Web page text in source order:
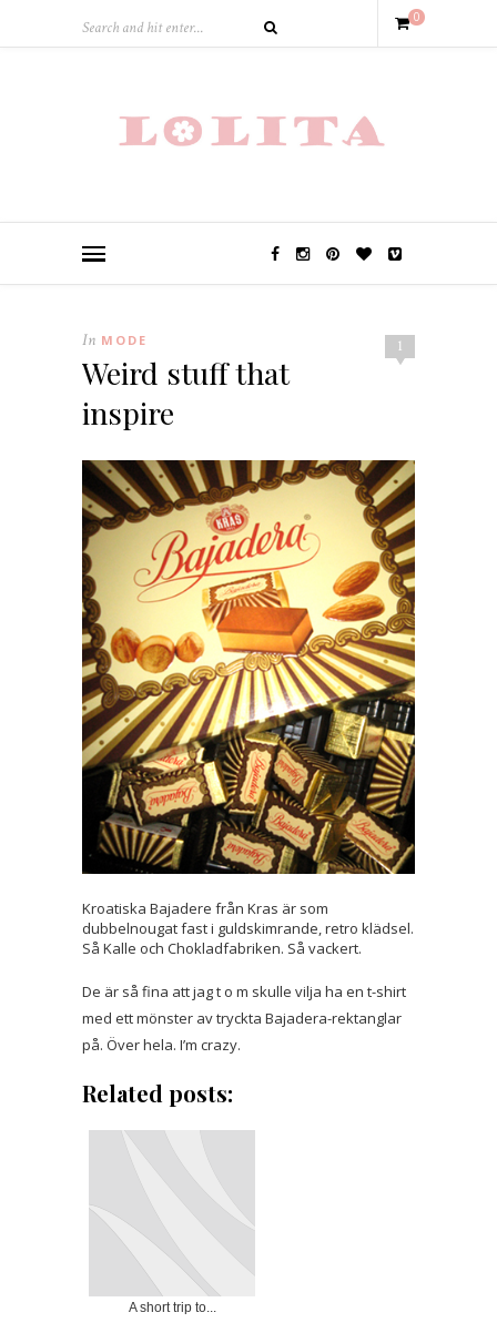
0
1
In MODE
Weird stuff that
inspire
Kroatiska Bajadere från Kras är som
dubbelnougat fast i guldskimrande, retro klädsel.
Så Kalle och Chokladfabriken. Så vackert.
De är så fina att jag t o m skulle vilja ha en t-shirt
med ett mönster av tryckta Bajadera-rektanglar
på. Över hela. I’m crazy.
Related posts:
A short trip to...